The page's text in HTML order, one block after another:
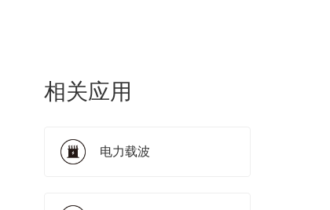
相关应用
电力载波